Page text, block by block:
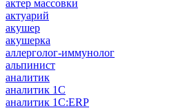
актер массовки
актуарий
акушер
акушерка
аллерголог-иммунолог
альпинист
аналитик
аналитик 1C
аналитик 1С:ERP